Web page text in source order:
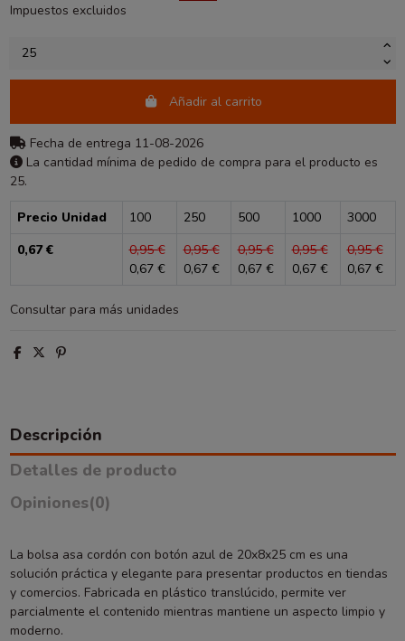
Impuestos excluidos
Añadir al carrito
Fecha de entrega 11-08-2026
La cantidad mínima de pedido de compra para el producto es
25.
Precio Unidad 100 250 500 1000
3000
0,67 €
0,95 €
0,67 €
0,95 €
0,67 €
0,95 €
0,67 €
0,95 €
0,67 €
0,95 €
0,67 €
Consultar para más unidades
Descripción
Detalles de producto
Opiniones(0)
La bolsa asa cordón con botón azul de 20x8x25 cm es una
solución práctica y elegante para presentar productos en tiendas
y comercios. Fabricada en plástico translúcido, permite ver
parcialmente el contenido mientras mantiene un aspecto limpio y
moderno.